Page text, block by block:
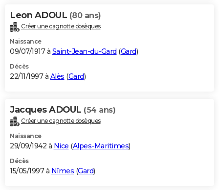
Leon ADOUL (80 ans)
Créer une cagnotte obsèques
Naissance
09/07/1917 à Saint-Jean-du-Gard (Gard)
Décès
22/11/1997 à Alès (Gard)
Jacques ADOUL (54 ans)
Créer une cagnotte obsèques
Naissance
29/09/1942 à Nice (Alpes-Maritimes)
Décès
15/05/1997 à Nîmes (Gard)